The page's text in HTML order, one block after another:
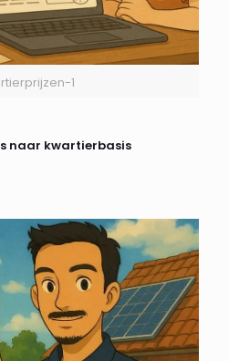
1
naar kwartierbasis